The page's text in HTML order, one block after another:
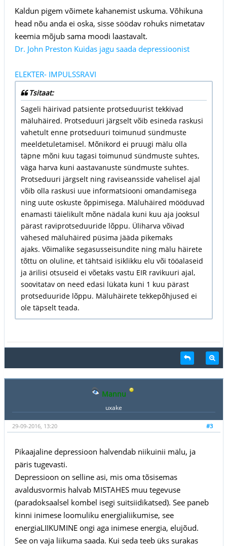
Kaldun pigem võimete kahanemist uskuma. Võhikuna
head nõu anda ei oska, sisse söödav rohuks nimetatav
keemia mõjub sama moodi laastavalt.
Dr. John Preston Kuidas jagu saada depressioonist
ELEKTER- IMPULSSRAVI
Tsitaat:
Sageli häirivad patsiente protseduurist tekkivad
mäluhäired. Protseduuri järgselt võib esineda raskusi
vahetult enne protseduuri toimunud sündmuste
meeldetuletamisel. Mõnikord ei pruugi mälu olla
täpne mõni kuu tagasi toimunud sündmuste suhtes,
väga harva kuni aastavanuste sündmuste suhtes.
Protseduuri järgselt ning raviseansside vahelisel ajal
võib olla raskusi uue informatsiooni omandamisega
ning uute oskuste õppimisega. Mäluhäired mööduvad
enamasti täielikult mõne nädala kuni kuu aja jooksul
pärast raviprotseduuride lõppu. Üliharva võivad
vähesed mäluhäired püsima jääda pikemaks
ajaks. Võimalike segasusseisundite ning mälu häirete
tõttu on oluline, et tähtsaid isiklikku elu või tööalaseid
ja ärilisi otsuseid ei võetaks vastu EIR ravikuuri ajal,
soovitatav on need edasi lükata kuni 1 kuu pärast
protseduuride lõppu. Mäluhäirete tekkepõhjused ei
ole täpselt teada.
Mannu
uxake
#3
29-09-2016, 13:20
Pikaajaline depressioon halvendab niikuinii mälu, ja
päris tugevasti.
Depressioon on selline asi, mis oma tõsisemas
avaldusvormis halvab MISTAHES muu tegevuse
(paradoksaalsel kombel isegi suitsiidikatsed). See paneb
kinni inimese loomuliku energialiikumise, see
energiaLIIKUMINE ongi aga inimese energia, elujõud.
See on vaja liikuma saada. Kui seda teeb üks surakas